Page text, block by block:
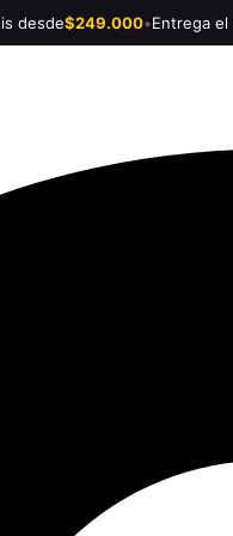
desde$249.000•Entrega el